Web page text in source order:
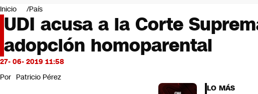
Mundo
Negocios
Deportes
Programas completos
Cultura
Servicios
Bits
CNN Data
Inicio País
UDI acusa a la Corte
adopción homoparental
27- 06- 2019 11:58
Por Patricio Pérez
LO MÁS